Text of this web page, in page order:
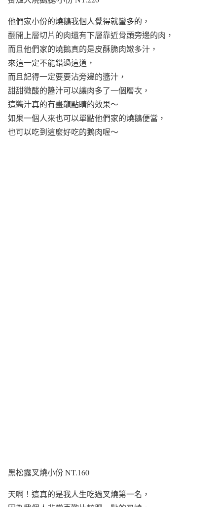
他們家小份的燒鵝我個人覺得就蠻多的，
翻開上層切片的肉還有下層靠近骨頭旁邊的肉，
而且他們家的燒鵝真的是皮酥脆肉嫩多汁，
來這一定不能錯過這道，
而且記得一定要要沾旁邊的醬汁，
甜甜微酸的醬汁可以讓肉多了一個層次，
這醬汁真的有畫龍點睛的效果～
如果一個人來也可以單點他們家的燒鵝便當，
也可以吃到這麼好吃的鵝肉喔～
黑松露叉燒小份 NT.160
天啊！這真的是我人生吃過叉燒第一名，